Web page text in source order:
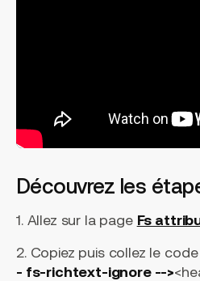
Découvrez les
1. Allez sur la page Fs
2. Copiez puis collez le
- fs-richtext-ignore -->